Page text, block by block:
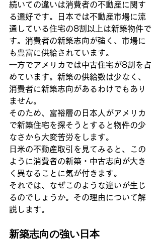
続いての違いは消費者の不動産に関す
る選好です。日本では不動産市場に流
通している住宅の8割以上は新築物件で
す。消費者の新築志向が強く、市場に
も豊富に供給されています。
一方でアメリカでは中古住宅が8割を占
めています。新築の供給数は少なく、
消費者に新築志向があるわけでもあり
ません。
そのため、富裕層の日本人がアメリカ
で新築住宅を探そうとすると物件の少
なさから大変苦労をします。
日米の不動産取引を見てみると、この
ように消費者の新築・中古志向が大き
く異なることに気が付きます。
それでは、なぜこのような違いが生じ
るのでしょうか。その理由について解
説します。
新築志向の強い日本